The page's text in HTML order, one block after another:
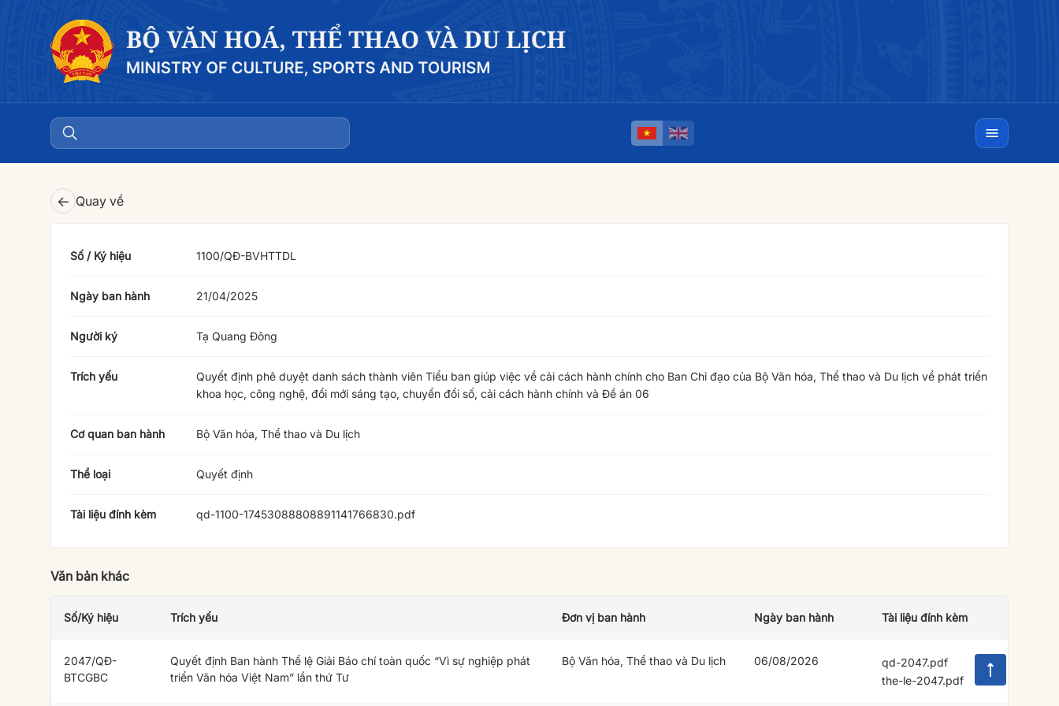
← Quay về
Số / Ký hiệu 1100/QÐ-BVHTTDL
Ngày ban hành 21/04/2025
Người ký Tạ Quang Đông
Trích yếu
Quyết định phê duyệt danh sách thành viên Tiểu ban giúp việc về cải cách hành chính cho Ban Chỉ đạo của Bộ Văn hóa, Thể thao và Du lịch về phát triển
khoa học, công nghệ, đổi mới sáng tạo, chuyển đổi số, cải cách hành chính và Đề án 06
Cơ quan ban hành Bộ Văn hóa, Thể thao và Du lịch
Thể loại Quyết định
Tài liệu đính kèm qd-1100-17453088808891141766830.pdf
Văn bản khác
Số/Ký hiệu Trích yếu Đơn vị ban hành Ngày ban hành Tài liệu đính kèm
2047/QĐ-
BTCGBC
Quyết định Ban hành Thể lệ Giải Báo chí toàn quốc “Vì sự nghiệp phát
triển Văn hóa Việt Nam” lần thứ Tư
Bộ Văn hóa, Thể thao và Du lịch 06/08/2026
qd-2047.pdf
the-le-2047.pdf